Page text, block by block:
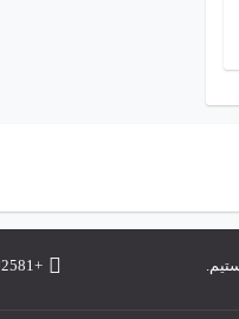
+98-9171792581